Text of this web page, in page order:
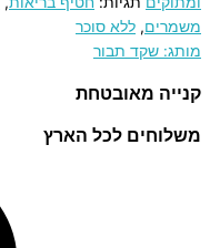
משמרים, ללא סוכר
מותג: שקד תבור
קנייה מאובטחת
משלוחים לכל הארץ